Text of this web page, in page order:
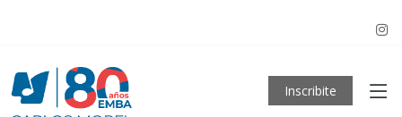
Inscribite